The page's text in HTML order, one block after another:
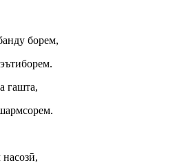
борем,
гашта,
насозӣ,